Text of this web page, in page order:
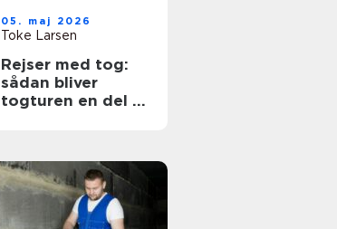
05. maj 2026
Toke Larsen
Rejser med tog:
sådan bliver
togturen en del af